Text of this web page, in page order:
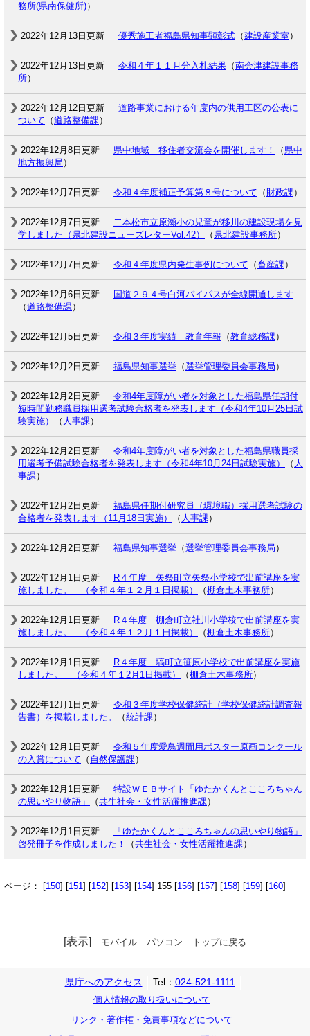
務所(県南保健所)）
2022年12月13日更新 優秀施工者福島県知事顕彰式（建設産業室 ）
2022年12月13日更新 令和４年１１月分入札結果（南会津建設事務
所）
2022年12月12日更新
道路事業における年度内の供用工区の公表に
ついて （道路整備課）
2022年12月8日更新 県中地域 移住者交流会を開催します！ （ 県中
地方振興局 ）
2022年12月7日更新 令和４年度補正予算第８号について （ 財政課）
2022年12月7日更新
二本松市立原瀬小の児童が移川の建設現場を見
学しました（県北建設ニューズレターVol.42）
（ 県北建設事務所）
2022年12月7日更新 令和４年度県内発生事例について （畜産課）
2022年12月6日更新
国道２９４号白河バイパスが全線開通します
（道路整備課）
2022年12月5日更新 令和３年度実績 教育年報 （教育総務課）
2022年12月2日更新 福島県知事選挙（選挙管理委員会事務局 ）
2022年12月2日更新
令和4年度障がい者を対象とした福島県任期付
短時間勤務職員採用選考試験合格者を発表します（令和4年10月25日試
験実施）
（ 人事課）
2022年12月2日更新
令和4年度障がい者を対象とした福島県職員採
用選考予備試験合格者を発表します（令和4年10月24日試験実施）
（ 人
事課）
2022年12月2日更新
福島県任期付研究員（環境職）採用選考試験の
合格者を発表します（11月18日実施）
（ 人事課）
2022年12月2日更新 福島県知事選挙（選挙管理委員会事務局 ）
2022年12月1日更新
R４年度 矢祭町立矢祭小学校で出前講座を実
施しました。 （令和４年１２月１日掲載）
（棚倉土木事務所）
2022年12月1日更新
R４年度 棚倉町立社川小学校で出前講座を実
施しました。 （令和４年１２月１日掲載）
（棚倉土木事務所）
2022年12月1日更新
R４年度 塙町立笹原小学校で出前講座を実施
しました。 （令和４年１2月1日掲載）
（棚倉土木事務所）
2022年12月1日更新
令和３年度学校保健統計（学校保健統計調査報
告書）を掲載しました。
（統計課）
2022年12月1日更新
令和５年度愛鳥週間用ポスター原画コンクール
の入賞について （ 自然保護課）
2022年12月1日更新
特設ＷＥＢサイト「ゆたかくんとこころちゃん
の思いやり物語」
（共生社会・女性活躍推進課）
2022年12月1日更新
「ゆたかくんとこころちゃんの思いやり物語」
啓発冊子を作成しました！
（共生社会・女性活躍推進課）
ページ： [150] [151] [152] [153] [154] 155 [156] [157] [158] [159] [160]
[表示] モバイル パソコン トップに戻る
県庁へのアクセス Tel： 024-521-1111
個人情報の取り扱いについて
リンク・著作権・免責事項などについて